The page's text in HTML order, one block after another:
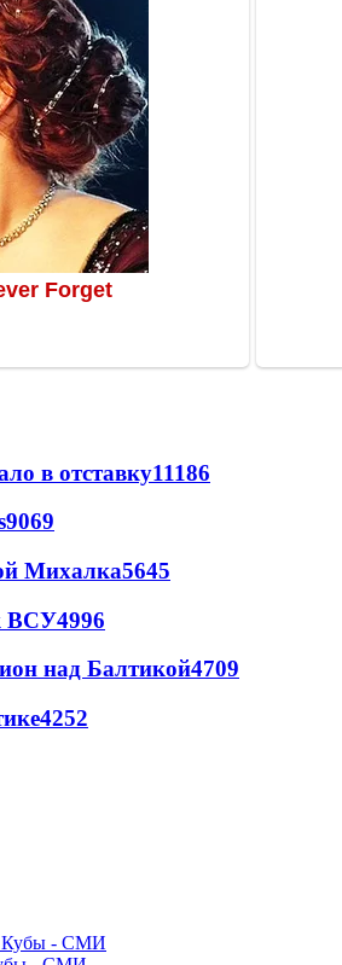
в отставку11186
9069
Михалка5645
ВСУ4996
над Балтикой4709
4252